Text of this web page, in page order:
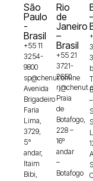
São
Paulo
-
Brasil
+55 11
3254-
9800
sp@chenut.online
Avenida
Brigadeiro
Faria
Lima,
3729,
5°
andar,
Itaim
Bibi,
Rio
de
Janeiro
–
Brasil
+55 21
3721-
2650
Praia
de
Botafogo,
228 –
16º
andar
–
Botafogo
–